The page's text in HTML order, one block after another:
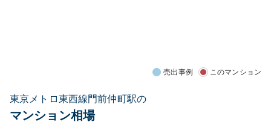
売出事例 このマンション
東京メトロ東西線門前仲町駅の
マンション相場